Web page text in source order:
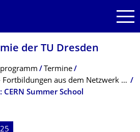
der TU Dresden
Termine
aus dem Netzwerk Teilchenwelt
Summer School